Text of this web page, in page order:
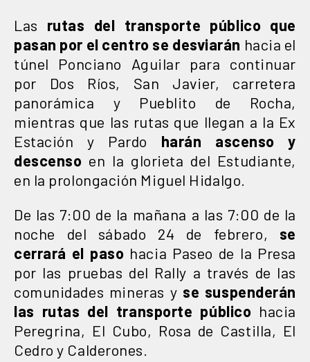
Las rutas del transporte público que
pasan por el centro se desviarán hacia el
túnel Ponciano Aguilar para continuar
por Dos Ríos, San Javier, carretera
panorámica y Pueblito de Rocha,
mientras que las rutas que llegan a la Ex
Estación y Pardo harán ascenso y
descenso en la glorieta del Estudiante,
en la prolongación Miguel Hidalgo.
De las 7:00 de la mañana a las 7:00 de la
noche del sábado 24 de febrero, se
cerrará el paso hacia Paseo de la Presa
por las pruebas del Rally a través de las
comunidades mineras y se suspenderán
las rutas del transporte público hacia
Peregrina, El Cubo, Rosa de Castilla, El
Cedro y Calderones.